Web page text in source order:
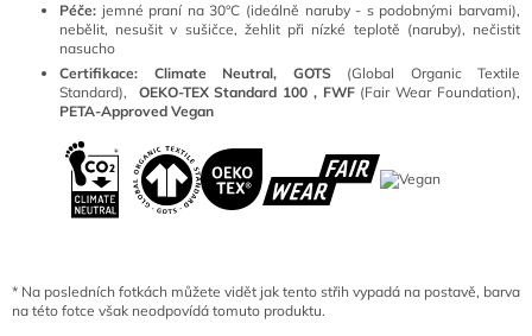
Péče: jemné praní na 30°C (ideálně naruby - s podobnými barvami),
nebělit, nesušit v sušičce, žehlit při nízké teplotě (naruby), nečistit
nasucho
Certifikace: Climate Neutral, GOTS(Global Organic Textile
Standard),
OEKO-TEX Standard 100 , FWF (Fair Wear Foundation),
PETA-Approved Vegan
* Na posledních fotkách můžete vidět jak tento střih vypadá na postavě, barva
na této fotce však neodpovídá tomuto produktu.